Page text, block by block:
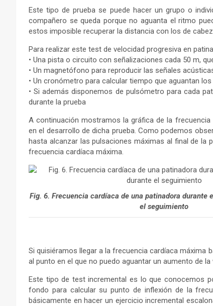
Este tipo de prueba se puede hacer un grupo o
compañero se queda porque no aguanta el ritmo
estos imposible recuperar la distancia con los de
Para realizar este test de velocidad progresiva en
• Una pista o circuito con señalizaciones cada 50 m,
• Un magnetófono para reproducir las señales
• Un cronómetro para calcular tiempo que aguantan
• Si además disponemos de pulsómetro para cada
durante la prueba
A continuación mostramos la gráfica de la
en el desarrollo de dicha prueba. Como podemos
hasta alcanzar las pulsaciones máximas al final de la
frecuencia cardíaca máxima.
Fig. 6. Frecuencia cardíaca de una patinadora durante
el seguimiento
Si quisiéramos llegar a la frecuencia cardíaca máxima
al punto en el que no puedo aguantar un aumento de
Este tipo de test incremental es lo que conocemos
fondo para calcular su punto de inflexión de la
básicamente en hacer un ejercicio incremental